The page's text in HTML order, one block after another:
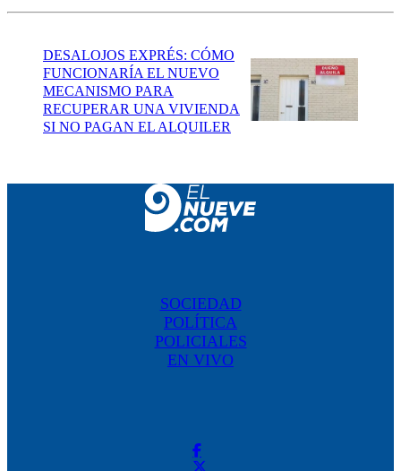
DESALOJOS EXPRÉS: CÓMO
FUNCIONARÍA EL NUEVO
MECANISMO PARA
RECUPERAR UNA VIVIENDA
SI NO PAGAN EL ALQUILER
SOCIEDAD
POLÍTICA
POLICIALES
EN VIVO